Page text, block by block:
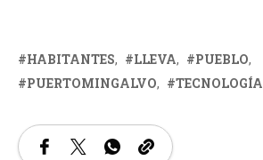
HABITANTES LLEVA
PUEBLO
PUERTOMINGALVO
TECNOLOGÍA